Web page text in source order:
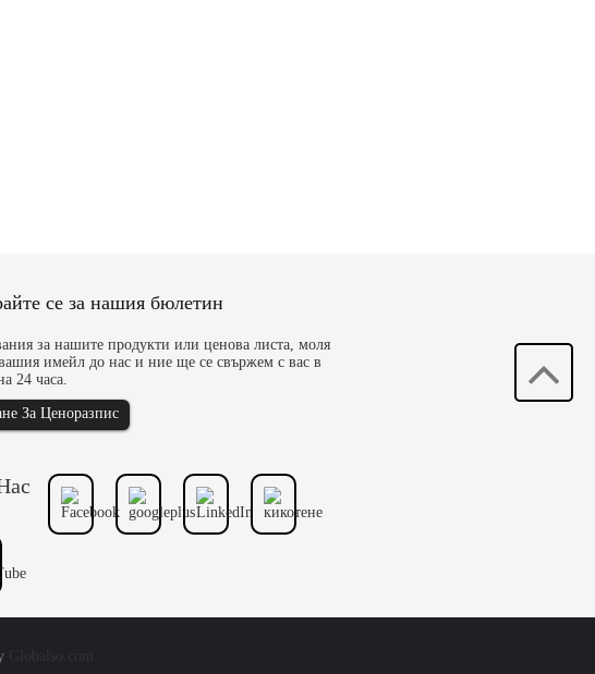
се за нашия бюлетин
за нашите продукти или ценова листа, моля
вашия имейл до нас и ние ще се свържем с вас в
24 часа.
За Ценоразпис